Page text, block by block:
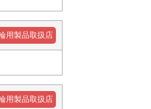
用製品取扱店
用製品取扱店